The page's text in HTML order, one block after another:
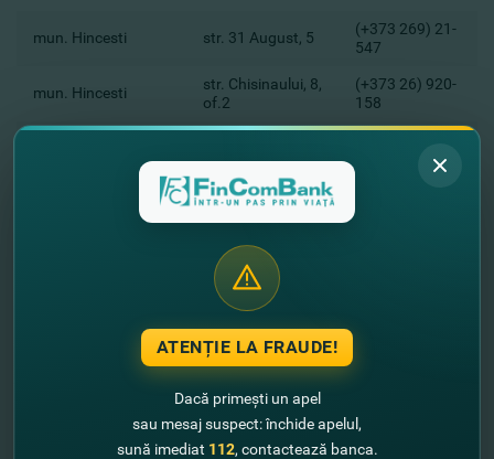
mun. Hincesti str. 31 August, 5
(+373 269) 21-
547
mun. Hincesti
str. Chisinaului, 8,
of.2
(+373 26) 920-
158
1
str. Alexandru cel
str. M. Eminescu,
33
str. Fiodor
str. Nationala, 25
str. Concelierii
Nationale, nr. 1
(+373 26) 521-
195
ATENȚIE LA FRAUDE!
Dacă primești un apel
sau mesaj suspect: închide apelul,
sună imediat 112, contactează banca.